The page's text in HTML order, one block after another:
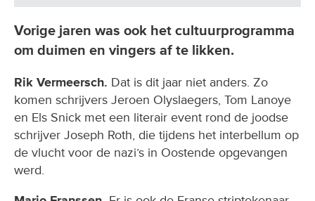
Vorige jaren was ook het cultuurprogramma
om duimen en vingers af te likken.
Rik Vermeersch. Dat is dit jaar niet anders. Zo
komen schrijvers Jeroen Olyslaegers, Tom Lanoye
en Els Snick met een literair event rond de joodse
schrijver Joseph Roth, die tijdens het interbellum op
de vlucht voor de nazi’s in Oostende opgevangen
werd.